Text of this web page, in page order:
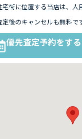
宅街に位置する当店は、人
定後のキャンセルも無料で
優先査定予約をする